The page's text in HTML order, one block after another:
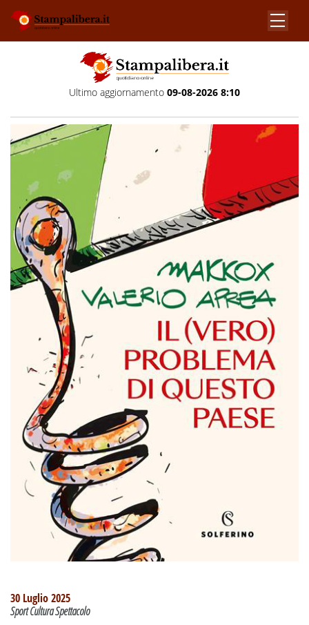
Ultimo aggiornamento 09-08-2026 8:10
30 Luglio 2025
Sport Cultura Spettacolo